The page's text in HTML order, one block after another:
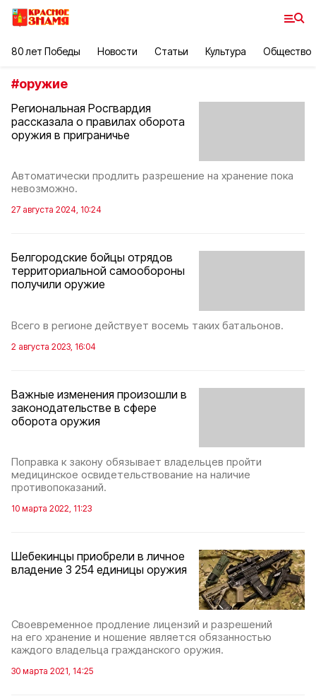
80 лет Победы Новости Статьи Культура Общество
#оружие
Региональная Росгвардия
рассказала о правилах оборота
оружия в приграничье
Автоматически продлить разрешение на хранение пока
невозможно.
27 августа 2024, 10:24
Белгородские бойцы отрядов
территориальной самообороны
получили оружие
Всего в регионе действует восемь таких батальонов.
2 августа 2023, 16:04
Важные изменения произошли в
законодательстве в сфере
оборота оружия
Поправка к закону обязывает владельцев пройти
медицинское освидетельствование на наличие
противопоказаний.
10 марта 2022, 11:23
Шебекинцы приобрели в личное
владение 3 254 единицы оружия
Своевременное продление лицензий и разрешений
на его хранение и ношение является обязанностью
каждого владельца гражданского оружия.
30 марта 2021, 14:25